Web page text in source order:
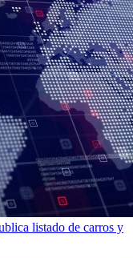
listado de carros y